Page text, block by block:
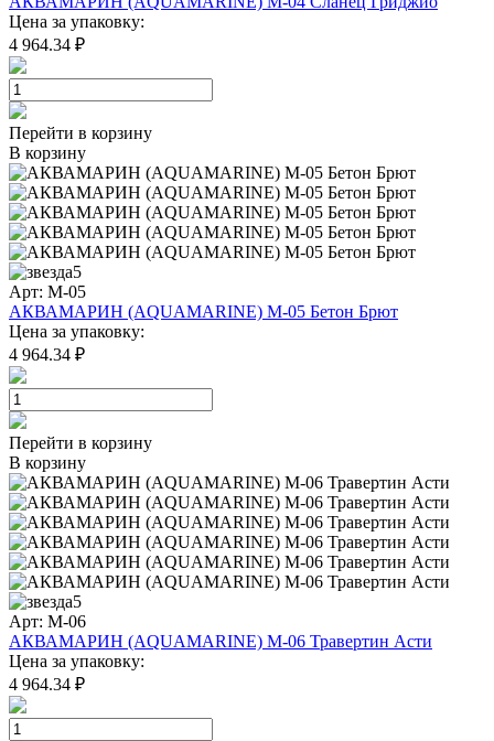
Цена за упаковку:
4 964.34 ₽
Перейти в корзину
В корзину
5
Арт: M-05
АКВАМАРИН (AQUAMARINE) M-05 Бетон Брют
Цена за упаковку:
4 964.34 ₽
Перейти в корзину
В корзину
5
Арт: M-06
АКВАМАРИН (AQUAMARINE) M-06 Травертин Асти
Цена за упаковку:
4 964.34 ₽